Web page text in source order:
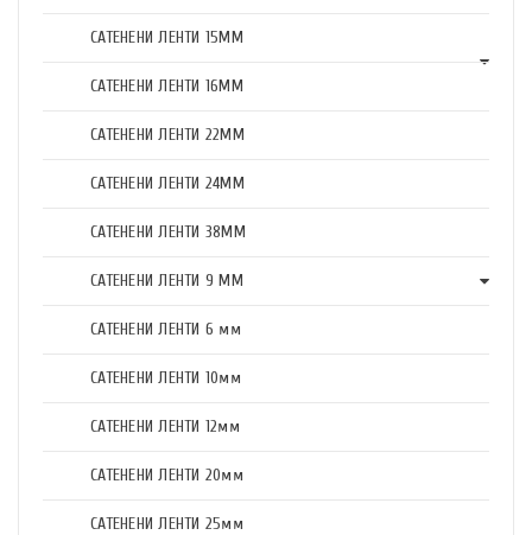
САТЕНЕНИ ЛЕНТИ 15ММ
САТЕНЕНИ ЛЕНТИ 16ММ
САТЕНЕНИ ЛЕНТИ 22ММ
САТЕНЕНИ ЛЕНТИ 24ММ
САТЕНЕНИ ЛЕНТИ 38ММ
САТЕНЕНИ ЛЕНТИ 9 ММ
САТЕНЕНИ ЛЕНТИ 6 мм
САТЕНЕНИ ЛЕНТИ 10мм
САТЕНЕНИ ЛЕНТИ 12мм
САТЕНЕНИ ЛЕНТИ 20мм
САТЕНЕНИ ЛЕНТИ 25мм